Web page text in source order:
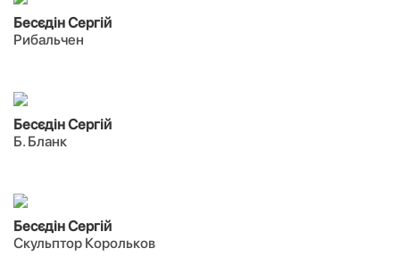
Бесєдін Сергій
Рибальчен
Бесєдін Сергій
Б. Бланк
Бесєдін Сергій
Скульптор Корольков